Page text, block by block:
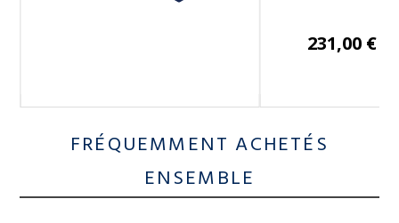
231,00 €
FRÉQUEMMENT ACHETÉS
ENSEMBLE